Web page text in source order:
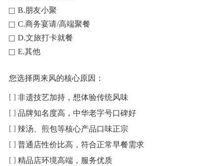
B.朋友小聚
C.商务宴请/高端聚餐
D.文旅打卡就餐
E.其他
您选择两来风的核心原因：
非遗技艺加持，想体验传统风味
品牌知名度高，中华老字号口碑好
辣汤、煎包等核心产品口味正宗
普通店性价比高，符合正常早餐需求
精品店环境高端，服务优质